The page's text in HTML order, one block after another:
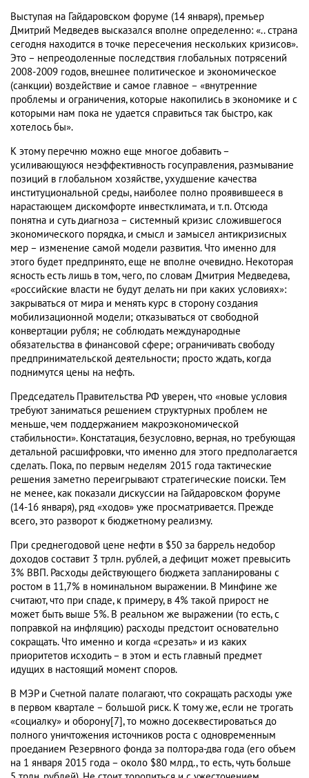
Выступая на Гайдаровском форуме (14 января), премьер
Дмитрий Медведев высказался вполне определенно: «.. страна
сегодня находится в точке пересечения нескольких кризисов».
Это – непреодоленные последствия глобальных потрясений
2008-2009 годов, внешнее политическое и экономическое
(санкции) воздействие и самое главное – «внутренние
проблемы и ограничения, которые накопились в экономике и с
которыми нам пока не удается справиться так быстро, как
хотелось бы».
К этому перечню можно еще многое добавить –
усиливающуюся неэффективность госуправления, размывание
позиций в глобальном хозяйстве, ухудшение качества
институциональной среды, наиболее полно проявившееся в
нарастающем дискомфорте инвестклимата, и т.п. Отсюда
понятна и суть диагноза – системный кризис сложившегося
экономического порядка, и смысл и замысел антикризисных
мер – изменение самой модели развития. Что именно для
этого будет предпринято, еще не вполне очевидно. Некоторая
ясность есть лишь в том, чего, по словам Дмитрия Медведева,
«российские власти не будут делать ни при каких условиях»:
закрываться от мира и менять курс в сторону создания
мобилизационной модели; отказываться от свободной
конвертации рубля; не соблюдать международные
обязательства в финансовой сфере; ограничивать свободу
предпринимательской деятельности; просто ждать, когда
поднимутся цены на нефть.
Председатель Правительства РФ уверен, что «новые условия
требуют заниматься решением структурных проблем не
меньше, чем поддержанием макроэкономической
стабильности». Констатация, безусловно, верная, но требующая
детальной расшифровки, что именно для этого предполагается
сделать. Пока, по первым неделям 2015 года тактические
решения заметно переигрывают стратегические поиски. Тем
не менее, как показали дискуссии на Гайдаровском форуме
(14-16 января), ряд «ходов» уже просматривается. Прежде
всего, это разворот к бюджетному реализму.
При среднегодовой цене нефти в $50 за баррель недобор
доходов составит 3 трлн. рублей, а дефицит может превысить
3% ВВП. Расходы действующего бюджета запланированы с
ростом в 11,7% в номинальном выражении. В Минфине же
считают, что при спаде, к примеру, в 4% такой прирост не
может быть выше 5%. В реальном же выражении (то есть, с
поправкой на инфляцию) расходы предстоит основательно
сокращать. Что именно и когда «срезать» и из каких
приоритетов исходить – в этом и есть главный предмет
идущих в настоящий момент споров.
В МЭР и Счетной палате полагают, что сокращать расходы уже
в первом квартале – большой риск. К тому же, если не трогать
«социалку» и оборону[7], то можно досеквестироваться до
полного уничтожения источников роста с одновременным
проеданием Резервного фонда за полтора-два года (его объем
на 1 января 2015 года – около $80 млрд., то есть, чуть больше